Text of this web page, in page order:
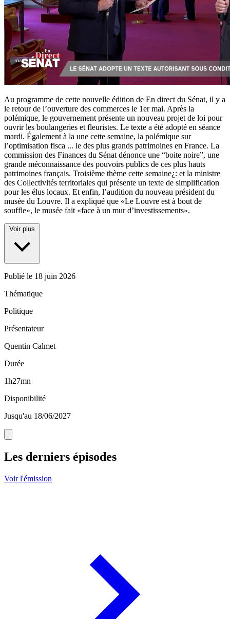
Au programme de cette nouvelle édition de En direct du Sénat, il y a
le retour de l’ouverture des commerces le 1er mai. Après la
polémique, le gouvernement présente un nouveau projet de loi pour
ouvrir les boulangeries et fleuristes. Le texte a été adopté en séance
mardi. Également à la une cette semaine, la polémique sur
l’optimisation fisca ... le des plus grands patrimoines en France. La
commission des Finances du Sénat dénonce une “boite noire”, une
grande méconnaissance des pouvoirs publics de ces plus hauts
patrimoines français. Troisième thème cette semaine¿: et la ministre
des Collectivités territoriales qui présente un texte de simplification
pour les élus locaux. Et enfin, l’audition du nouveau président du
musée du Louvre. Il a expliqué que «Le Louvre est à bout de
souffle», le musée fait «face à un mur d’investissements».
Voir plus
Publié le 18 juin 2026
Thématique
Politique
Présentateur
Quentin Calmet
Durée
1h27mn
Disponibilité
Jusqu'au 18/06/2027
Les derniers épisodes
Voir l'émission